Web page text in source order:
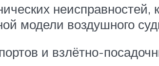
неисправностей,
модели воздушного
и взлётно-